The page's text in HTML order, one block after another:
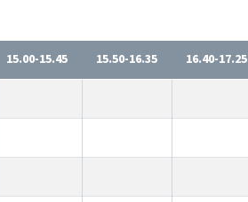
15.00-15.45 15.50-16.35 16.40-17.25